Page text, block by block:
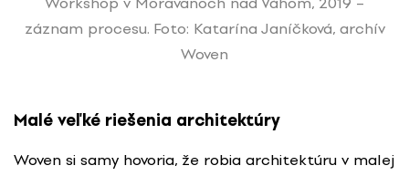
záznam procesu. Foto: Katarína Janíčková, archív
Woven
Malé veľké riešenia architektúry
Woven si samy hovoria, že robia architektúru v malej